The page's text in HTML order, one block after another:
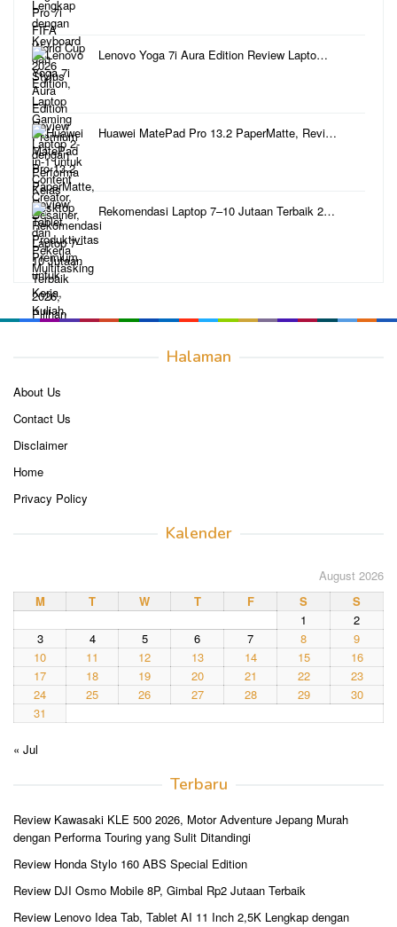
Lenovo Yoga 7i Aura Edition Review Lapto…
Huawei MatePad Pro 13.2 PaperMatte, Revi…
Rekomendasi Laptop 7–10 Jutaan Terbaik 2…
Halaman
About Us
Contact Us
Disclaimer
Home
Privacy Policy
Kalender
August 2026
M
T W T F S
S
1
2
3
4 5 6 7 8
9
10
11 12 13 14 15
16
17
18 19 20 21 22
23
24
25 26 27 28 29
30
31
« Jul
Terbaru
Review Kawasaki KLE 500 2026, Motor Adventure Jepang Murah
dengan Performa Touring yang Sulit Ditandingi
Review Honda Stylo 160 ABS Special Edition
Review DJI Osmo Mobile 8P, Gimbal Rp2 Jutaan Terbaik
Review Lenovo Idea Tab, Tablet AI 11 Inch 2,5K Lengkap dengan